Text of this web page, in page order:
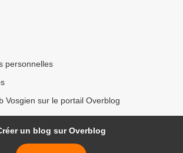
personnelles
Vosgien sur le portail Overblog
un blog sur Overblog